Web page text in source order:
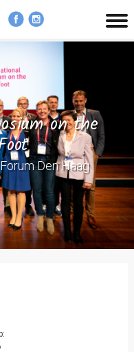
on the
Den Haag